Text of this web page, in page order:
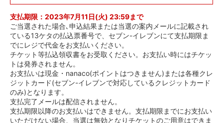
支払期限：2023年7月11日(火) 23:59まで
ご当選された場合､申込結果または当選の案内メールに記載され
ている13ケタの払込票番号で、セブン-イレブンにて支払期限ま
でにレジで代金をお支払いください。
チケット等払込領収書をお受取ください。お支払い時にはチケッ
トは発券されません。
お支払いは現金・nanaco(ポイントはつきません)または各種クレ
ジットカード(セブン-イレブンで対応しているクレジットカード
のみ)となります。
支払完了メールは配信されません。
支払期限以降のお支払いはできません。支払期限までにお支払い
いただけない場合、当選は無効となりチケットのご用意はできま